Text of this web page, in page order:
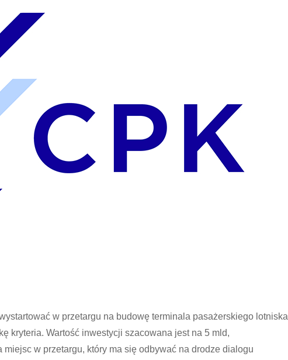
w przetargu na budowę terminala pasażerskiego lotniska
kryteria. Wartość inwestycji szacowana jest na 5 mld,
w przetargu, który ma się odbywać na drodze dialogu